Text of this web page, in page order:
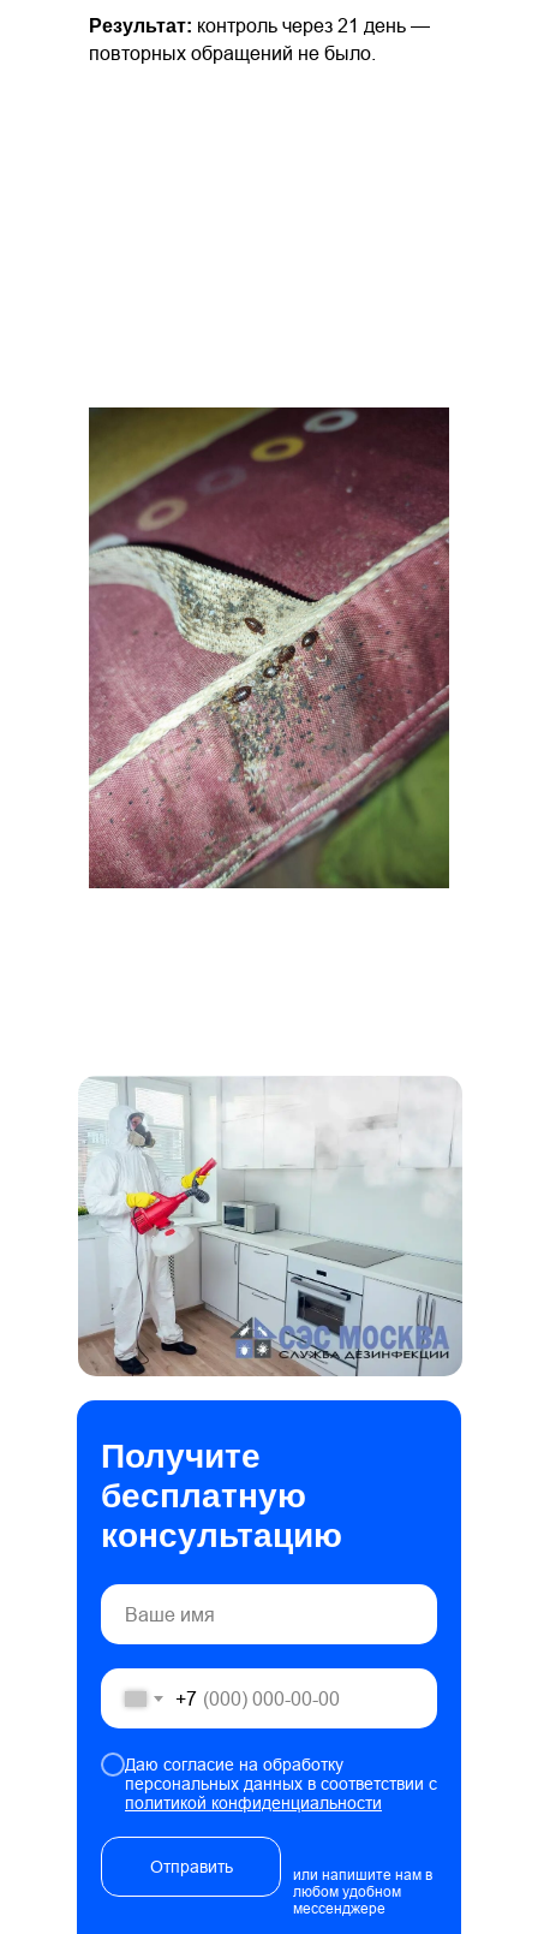
Результат: контроль через 21 день —
повторных обращений не было.
Получите
бесплатную
консультацию
+7
Даю согласие на обработку
персональных данных в соответствии с
политикой конфиденциальности
Отправить
или напишите нам в
любом удобном
мессенджере